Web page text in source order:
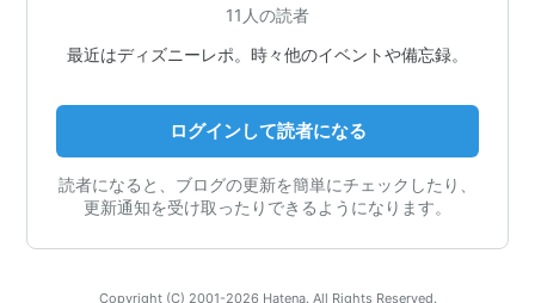
11人の読者
最近はディズニーレポ。時々他のイベントや備忘録。
ログインして読者になる
読者になると、ブログの更新を簡単にチェックしたり、
更新通知を受け取ったりできるようになります。
Copyright (C) 2001-2026 Hatena. All Rights Reserved.